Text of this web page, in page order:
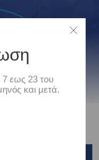
7 εως 23 του
και μετά.